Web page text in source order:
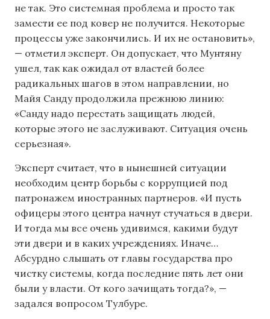
не так. Это системная проблема и просто так
замести ее под ковер не получится. Некоторые
процессы уже закончились. И их не остановить»,
— отметил эксперт. Он допускает, что Мунтяну
ушел, так как ожидал от властей более
радикальных шагов в этом направлении, но
Майя Санду продолжила прежнюю линию:
«Санду надо перестать защищать людей,
которые этого не заслуживают. Ситуация очень
серьезная».
Эксперт считает, что в нынешней ситуации
необходим центр борьбы с коррупцией под
патронажем иностранных партнеров. «И пусть
офицеры этого центра начнут стучаться в двери.
И тогда мы все очень удивимся, какими будут
эти двери и в каких учреждениях. Иначе…
Абсурдно слышать от главы государства про
чистку системы, когда последние пять лет они
были у власти. От кого зачищать тогда?», —
задался вопросом Тулбуре.